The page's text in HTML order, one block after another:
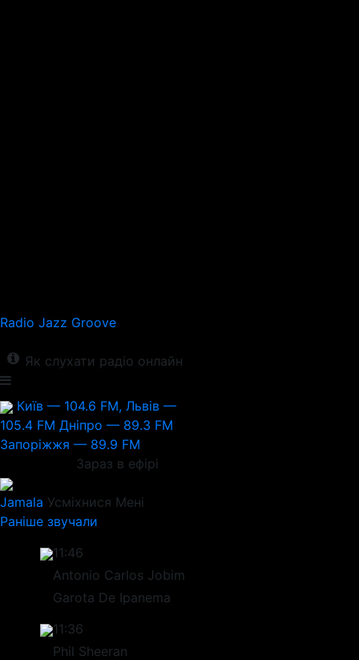
Radio Jazz Groove
Як слухати радіо онлайн
Київ — 104.6 FM, Львів —
105.4 FM Дніпро — 89.3 FM
Запоріжжя — 89.9 FM
Зараз в ефірі
Jamala Усміхнися Мені
Раніше звучали
11:46
Antonio Carlos Jobim
Garota De Ipanema
11:36
Phil Sheeran